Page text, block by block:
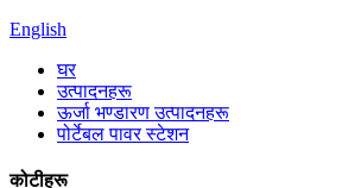
English
घर
उत्पादनहरू
ऊर्जा भण्डारण उत्पादनहरू
पोर्टेबल पावर स्टेशन
कोटीहरू